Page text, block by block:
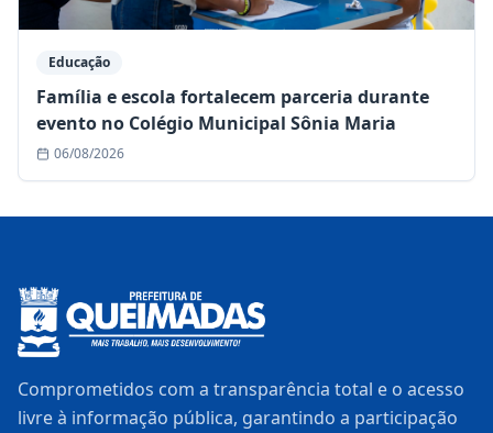
Educação
Família e escola fortalecem parceria durante
evento no Colégio Municipal Sônia Maria
06/08/2026
Comprometidos com a transparência total e o acesso
livre à informação pública, garantindo a participação